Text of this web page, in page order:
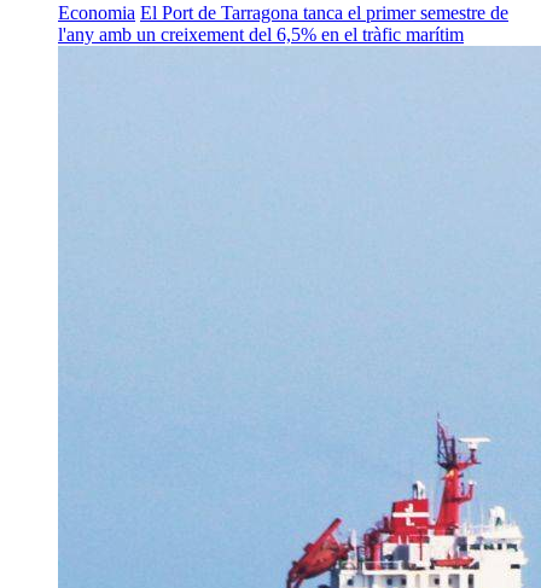
Economia El Port de Tarragona tanca el primer semestre de
l'any amb un creixement del 6,5% en el tràfic marítim